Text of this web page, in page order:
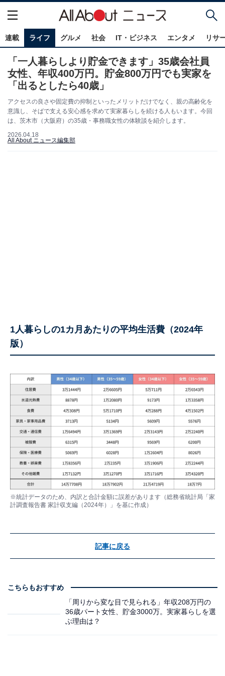
連載 ライフ グルメ 社会 IT・ビジネス エンタメ リサ
「一人暮らしより貯金できます」35歳会社員
女性、年収400万円。貯金800万円でも実家を
「出るとしたら40歳」
アクセスの良さや固定費の抑制といったメリットだけでなく、親の高齢化を
意識し、そばで支える安心感を求めて実家暮らしを続ける人もいます。今回
は、茨木市（大阪府）の35歳・事務職女性の体験談を紹介します。
2026.04.18
All About ニュース編集部
1人暮らしの1カ月あたりの平均生活費（2024年
版）
※統計データのため、内訳と合計金額に誤差があります（総務省統計局「家
計調査報告書 家計収支編（2024年）」を基に作成）
記事に戻る
こちらもおすすめ
「周りから変な目で見られる」年収208万円の
36歳パート女性、貯金3000万。実家暮らしを選
ぶ理由は？